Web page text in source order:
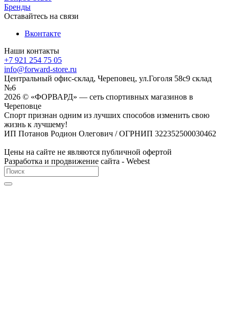
Бренды
Оставайтесь на связи
Вконтакте
Наши контакты
+7 921 254 75 05
info@forward-store.ru
Центральный офис-склад, Череповец, ул.Гоголя 58с9 склад
№6
2026 © «ФОРВАРД» — сеть спортивных магазинов в
Череповце
Спорт признан одним из лучших способов изменить свою
жизнь к лучшему!
ИП Потанов Родион Олегович / ОГРНИП 322352500030462
Цены на сайте не являются публичной офертой
Разработка и продвижение сайта - Webest